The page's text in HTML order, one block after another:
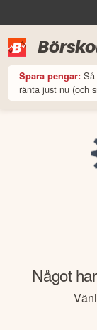
Spara pengar:
ränta just nu (och
Något